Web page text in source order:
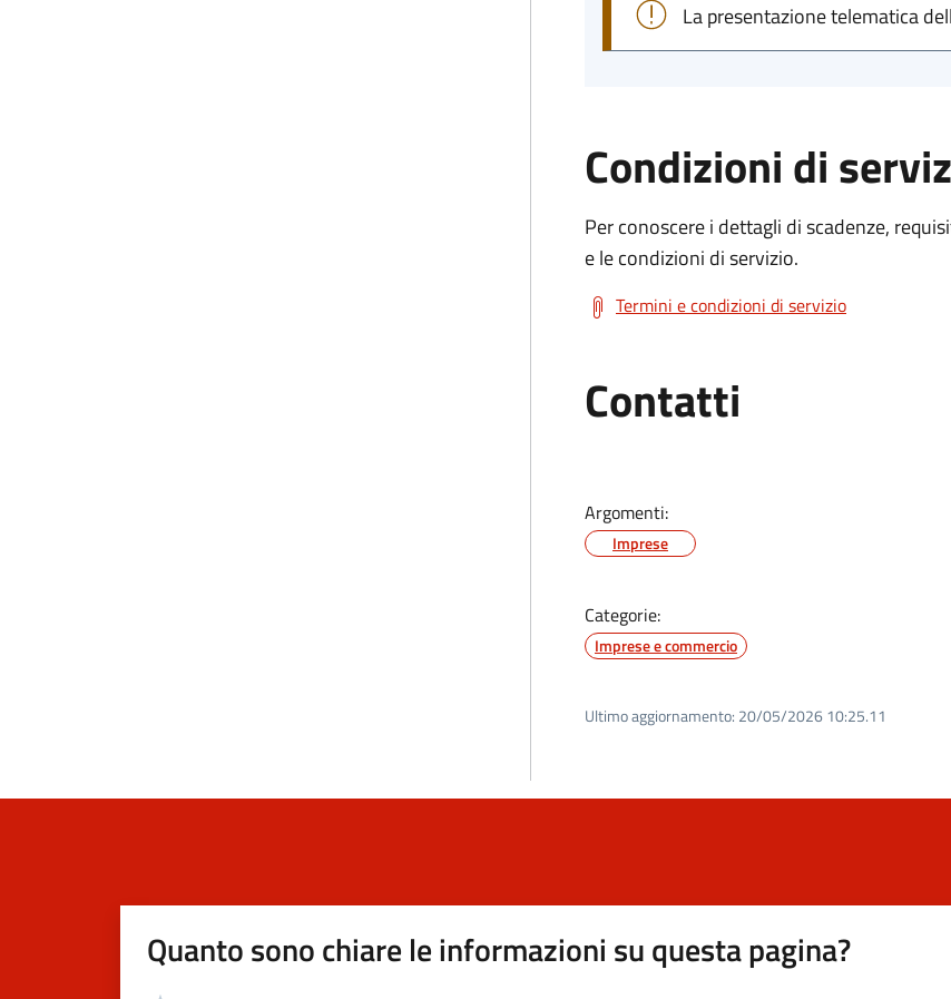
La presentazione telematica
Condizioni di
Per conoscere i dettagli di scadenze,
e le condizioni di servizio.
Termini e condizioni di servizio
Contatti
Argomenti:
Imprese
Categorie:
Imprese e commercio
Ultimo aggiornamento: 20/05/2026 10:25.11
Quanto sono chiare le informazioni su questa pagina?